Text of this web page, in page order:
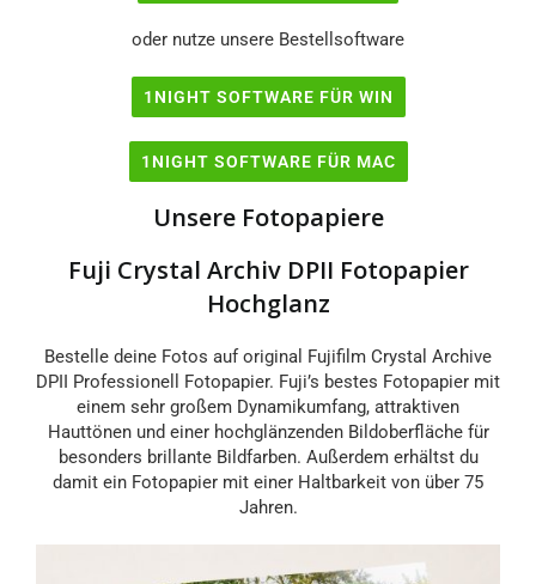
15x20 15x21
15x25 15x30
15x45 18x18
18x24 18x26
20x20 20x25
20x27 20x30
20x36 20x40
30x40
oder nutze unsere Bestellsoftware
1NIGHT SOFTWARE FÜR WIN
1NIGHT SOFTWARE FÜR MAC
Unsere Fotopapiere
Fuji Crystal Archiv DPII Fotopapier
Hochglanz
Bestelle deine Fotos auf original Fujifilm Crystal Archive
DPII Professionell Fotopapier. Fuji’s bestes Fotopapier mit
einem sehr großem Dynamikumfang, attraktiven
Hauttönen und einer hochglänzenden Bildoberfläche für
besonders brillante Bildfarben. Außerdem erhältst du
damit ein Fotopapier mit einer Haltbarkeit von über 75
Jahren.